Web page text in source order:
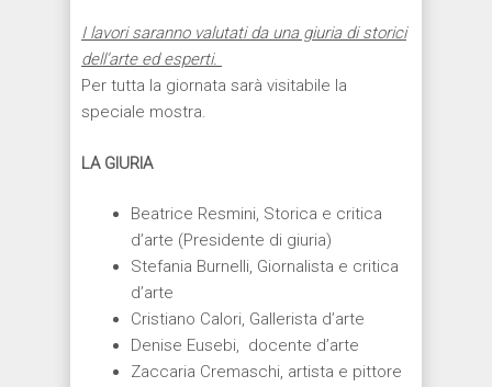
I lavori saranno valutati da una giuria di storici
dell’arte ed esperti.
Per tutta la giornata sarà visitabile la
speciale mostra.
LA GIURIA
Beatrice Resmini, Storica e critica
d’arte (Presidente di giuria)
Stefania Burnelli, Giornalista e critica
d’arte
Cristiano Calori, Gallerista d’arte
Denise Eusebi, docente d’arte
Zaccaria Cremaschi, artista e pittore